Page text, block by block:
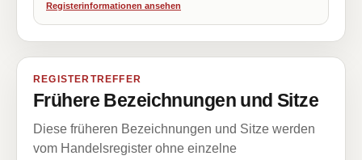
Registerinformationen ansehen
REGISTERTREFFER
Frühere Bezeichnungen und Sitze
Diese früheren Bezeichnungen und Sitze werden
vom Handelsregister ohne einzelne